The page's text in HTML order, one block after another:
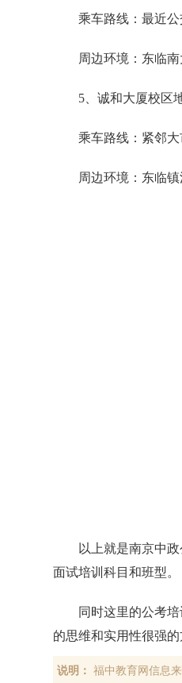
乘车路线：最近
周边环境：东临‌
5、诚和大厦校区
乘车路线：紧邻‌
周边环境：东临‌
以上就是南京中
面试培训科目和班型。
同时这里的公考
的思维和实用性很强
说明： 福中教育网信息